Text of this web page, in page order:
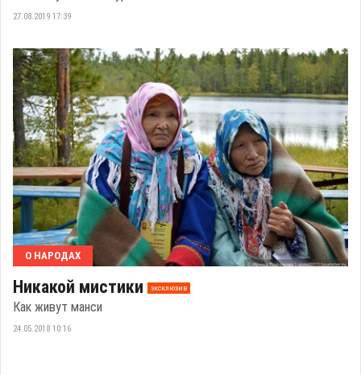
27.08.2019 17:39
О НАРОДАХ
Никакой мистики эксклюзив
Как живут манси
24.05.2018 10:16